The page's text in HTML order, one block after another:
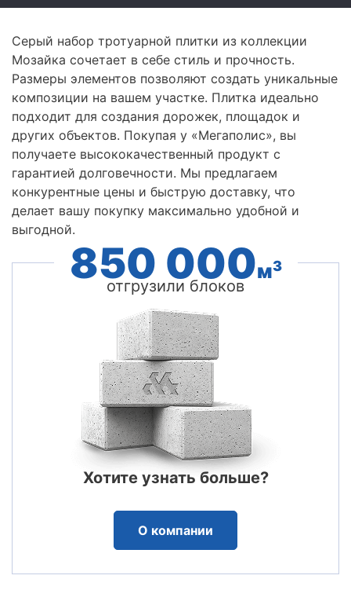
Серый набор тротуарной плитки из коллекции
Мозайка сочетает в себе стиль и прочность.
Размеры элементов позволяют создать уникальные
композиции на вашем участке. Плитка идеально
подходит для создания дорожек, площадок и
других объектов. Покупая у «Мегаполис», вы
получаете высококачественный продукт с
гарантией долговечности. Мы предлагаем
конкурентные цены и быструю доставку, что
делает вашу покупку максимально удобной и
выгодной.
850 000м3
отгрузили блоков
Хотите узнать больше?
О компании